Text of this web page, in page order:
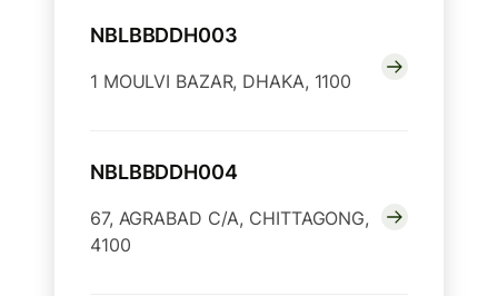
NBLBBDDH003
1 MOULVI BAZAR, DHAKA, 1100
NBLBBDDH004
67, AGRABAD C/A, CHITTAGONG,
4100